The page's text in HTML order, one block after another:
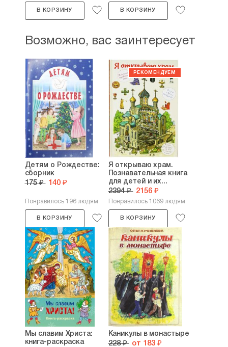
В КОРЗИНУ В КОРЗИНУ
Возможно, вас заинтересует
Детям о Рождестве:
сборник
175 ₽ 140 ₽
Понравилось 196 людям
В КОРЗИНУ
Я открываю храм.
Познавательная книга
для детей и их...
2394 ₽ 2156 ₽
Понравилось 1069 людям
В КОРЗИНУ
Мы славим Христа:
книга-раскраска
Каникулы в монастыре
228 ₽ от 183 ₽